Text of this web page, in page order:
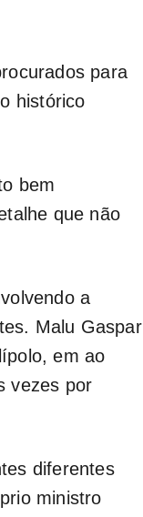
para
histórico
bem
que não
a
Malu Gaspar
em ao
vezes por
diferentes
ministro